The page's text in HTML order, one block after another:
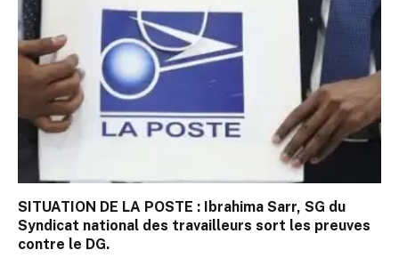
SITUATION DE LA POSTE : Ibrahima Sarr, SG du
Syndicat national des travailleurs sort les preuves
contre le DG.